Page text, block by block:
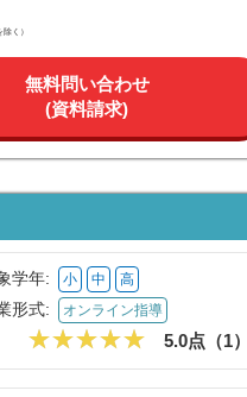
く）
無料問い合わせ
(資料請求)
学年: 小 中 高
形式: オンライン指導
5.0点（1）